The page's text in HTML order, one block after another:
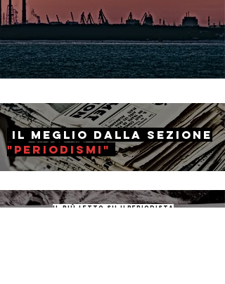
il Meglio dalla sezione
"periodismi"
il più letto su ilperiodista